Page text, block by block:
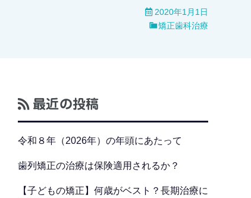
2020年1月1日
矯正歯科治療
最近の投稿
令和８年（2026年）の年頭にあたって
歯列矯正の治療は保険適用されるか？
【子どもの矯正】何歳がベスト？長期治療に